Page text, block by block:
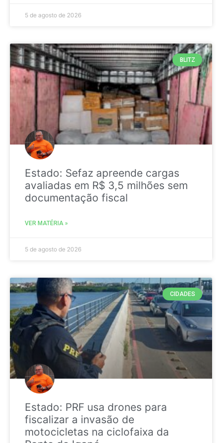
5 de agosto de 2026
BLITZ
Estado: Sefaz apreende cargas
avaliadas em R$ 3,5 milhões sem
documentação fiscal
VER MATÉRIA »
5 de agosto de 2026
CIDADES
Estado: PRF usa drones para
fiscalizar a invasão de
motocicletas na ciclofaixa da